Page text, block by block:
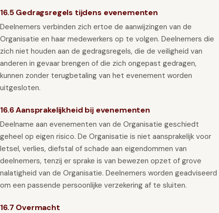
16.5 Gedragsregels tijdens evenementen
Deelnemers verbinden zich ertoe de aanwijzingen van de
Organisatie en haar medewerkers op te volgen. Deelnemers die
zich niet houden aan de gedragsregels, die de veiligheid van
anderen in gevaar brengen of die zich ongepast gedragen,
kunnen zonder terugbetaling van het evenement worden
uitgesloten.
16.6 Aansprakelijkheid bij evenementen
Deelname aan evenementen van de Organisatie geschiedt
geheel op eigen risico. De Organisatie is niet aansprakelijk voor
letsel, verlies, diefstal of schade aan eigendommen van
deelnemers, tenzij er sprake is van bewezen opzet of grove
nalatigheid van de Organisatie. Deelnemers worden geadviseerd
om een passende persoonlijke verzekering af te sluiten.
16.7 Overmacht